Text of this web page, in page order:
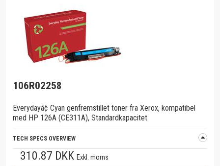
106R02258
Everydayâ¢ Cyan genfremstillet toner fra Xerox, kompatibel
med HP 126A (CE311A), Standardkapacitet
TECH SPECS OVERVIEW
310.87 DKK Exkl. moms